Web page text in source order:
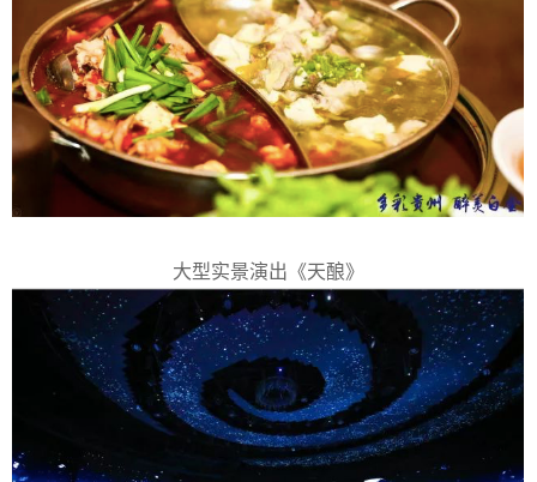
大型实景演出《天酿》